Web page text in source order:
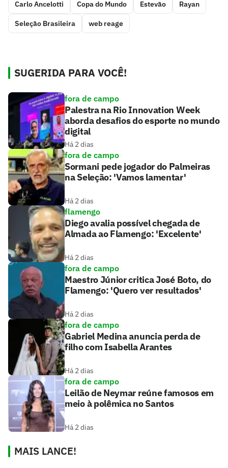
Carlo Ancelotti Copa do Mundo Estevão Rayan
Seleção Brasileira web reage
SUGERIDA PARA VOCÊ!
fora de campo
Palestra na Rio Innovation Week
aborda desafios do esporte no mundo
digital
Há 2 dias
fora de campo
Sormani pede jogador do Palmeiras
na Seleção: 'Vamos lamentar'
Há 2 dias
flamengo
Diego avalia possível chegada de
Almada ao Flamengo: 'Excelente'
Há 2 dias
fora de campo
Maestro Júnior critica José Boto, do
Flamengo: 'Quero ver resultados'
Há 2 dias
fora de campo
Gabriel Medina anuncia perda de
filho com Isabella Arantes
Há 2 dias
fora de campo
Leilão de Neymar reúne famosos em
meio à polêmica no Santos
Há 2 dias
MAIS LANCE!